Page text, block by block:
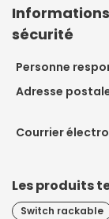
sécurité
Personne
Adresse
Courrier
Les produits
Switch rackable